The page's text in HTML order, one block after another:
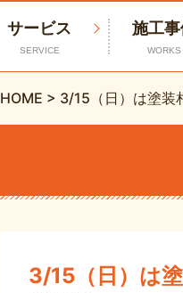
サービス
SERVICE
施工事
WORKS
HOME > 3/15（日）は塗装
3/15（日）は